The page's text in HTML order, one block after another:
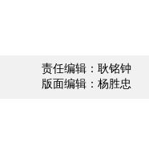
责任编辑：耿铭钟
版面编辑：杨胜忠